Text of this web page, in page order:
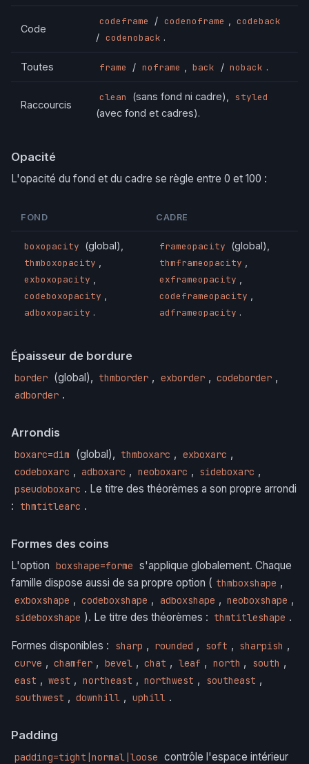
Code
codeframe / codenoframe
codeback
/ codenoback .
Toutes frame / noframe back / noback .
Raccourcis
clean (sans fond ni cadre),
styled
(avec fond et cadres).
Opacité
L'opacité du fond et du cadre se règle entre 0 et 100 :
FOND CADRE
boxopacity (global),
thmboxopacity
exboxopacity
codeboxopacity
adboxopacity .
frameopacity (global),
thmframeopacity
exframeopacity
codeframeopacity
adframeopacity .
Épaisseur de bordure
border (global), thmborder , exborder , codeborder ,
adborder .
Arrondis
boxarc=dim (global), thmboxarc , exboxarc ,
codeboxarc , adboxarc , neoboxarc , sideboxarc ,
pseudoboxarc . Le titre des théorèmes a son propre arrondi
:
thmtitlearc .
Formes des coins
L'option boxshape=forme s'applique globalement. Chaque
famille dispose aussi de sa propre option ( thmboxshape ,
exboxshape , codeboxshape , adboxshape , neoboxshape ,
sideboxshape ). Le titre des théorèmes : thmtitleshape .
Formes disponibles : sharp , rounded , soft , sharpish ,
curve , chamfer , bevel , chat , leaf , north , south ,
east , west , northeast , northwest , southeast ,
southwest , downhill , uphill .
Padding
padding=tight|normal|loose contrôle l'espace intérieur